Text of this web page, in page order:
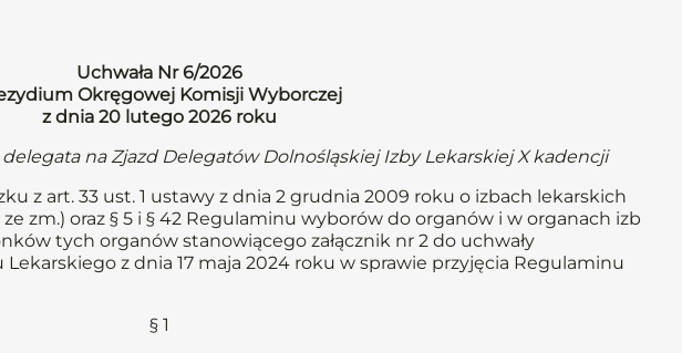
Uchwała Nr 6/2026
Okręgowej Komisji Wyborczej
z dnia 20 lutego 2026 roku
na Zjazd Delegatów Dolnośląskiej Izby Lekarskiej X kadencji
z art. 33 ust. 1 ustawy z dnia 2 grudnia 2009 roku o izbach lekarskich
ze zm.) oraz § 5 i § 42 Regulaminu wyborów do organów i w organach izb
tych organów stanowiącego załącznik nr 2 do uchwały
z dnia 17 maja 2024 roku w sprawie przyjęcia Regulaminu
§ 1